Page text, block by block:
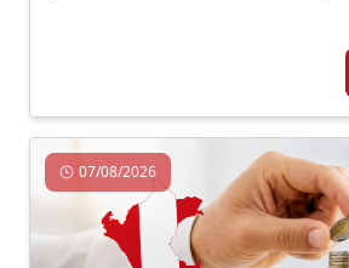
que impulsen una nueva formalidad.
07/08/2026